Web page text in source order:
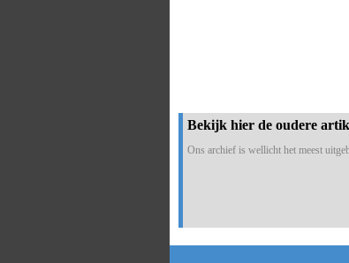
Bekijk hier de oudere
Ons archief is wellicht het meest